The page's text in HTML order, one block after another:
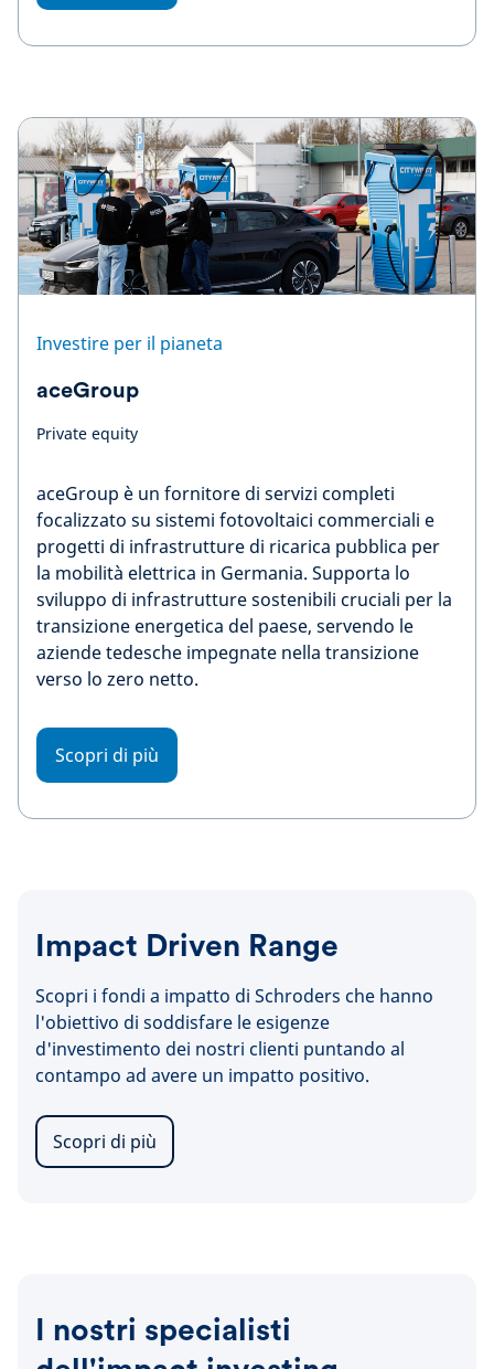
Investire per il pianeta
aceGroup
Private equity
aceGroup è un fornitore di servizi completi
focalizzato su sistemi fotovoltaici commerciali e
progetti di infrastrutture di ricarica pubblica per
la mobilità elettrica in Germania. Supporta lo
sviluppo di infrastrutture sostenibili cruciali per la
transizione energetica del paese, servendo le
aziende tedesche impegnate nella transizione
verso lo zero netto.
Scopri di più
Impact Driven Range
Scopri i fondi a impatto di Schroders che hanno
l'obiettivo di soddisfare le esigenze
d'investimento dei nostri clienti puntando al
contampo ad avere un impatto positivo.
Scopri di più
I nostri specialisti